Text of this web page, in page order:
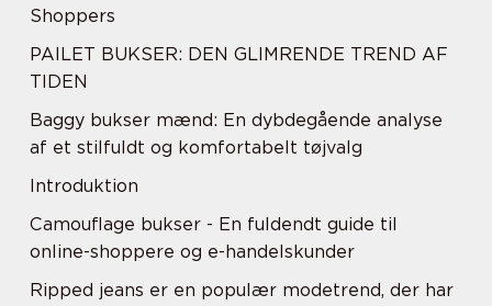
Shoppers
PAILET BUKSER: DEN GLIMRENDE TREND AF
TIDEN
Baggy bukser mænd: En dybdegående analyse
af et stilfuldt og komfortabelt tøjvalg
Introduktion
Camouflage bukser - En fuldendt guide til
online-shoppere og e-handelskunder
Ripped jeans er en populær modetrend, der har